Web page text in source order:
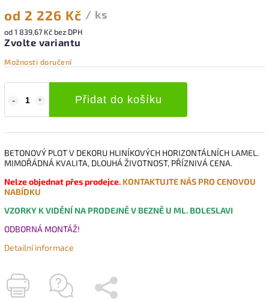
od 2 226 Kč / ks
od1 839,67 Kč bez DPH
Zvolte variantu
Možnosti doručení
Přidat do košíku
BETONOVÝ PLOT V DEKORU HLINÍKOVÝCH HORIZONTÁLNÍCH LAMEL.
MIMOŘÁDNÁ KVALITA, DLOUHÁ ŽIVOTNOST, PŘÍZNIVÁ CENA.
Nelze objednat přes prodejce. KONTAKTUJTE NÁS PRO CENOVOU
NABÍDKU
VZORKY K VIDĚNÍ NA PRODEJNĚ V BEZNĚ U ML. BOLESLAVI
ODBORNÁ MONTÁŽ!
Detailní informace